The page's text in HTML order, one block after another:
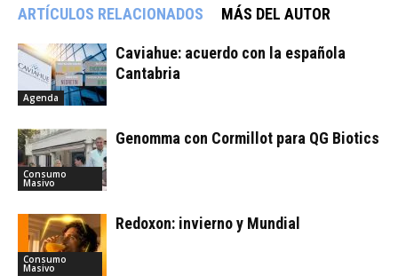
ARTÍCULOS RELACIONADOS MÁS DEL AUTOR
Agenda
Caviahue: acuerdo con la española
Cantabria
Consumo
Masivo
Genomma con Cormillot para QG Biotics
Consumo
Masivo
Redoxon: invierno y Mundial